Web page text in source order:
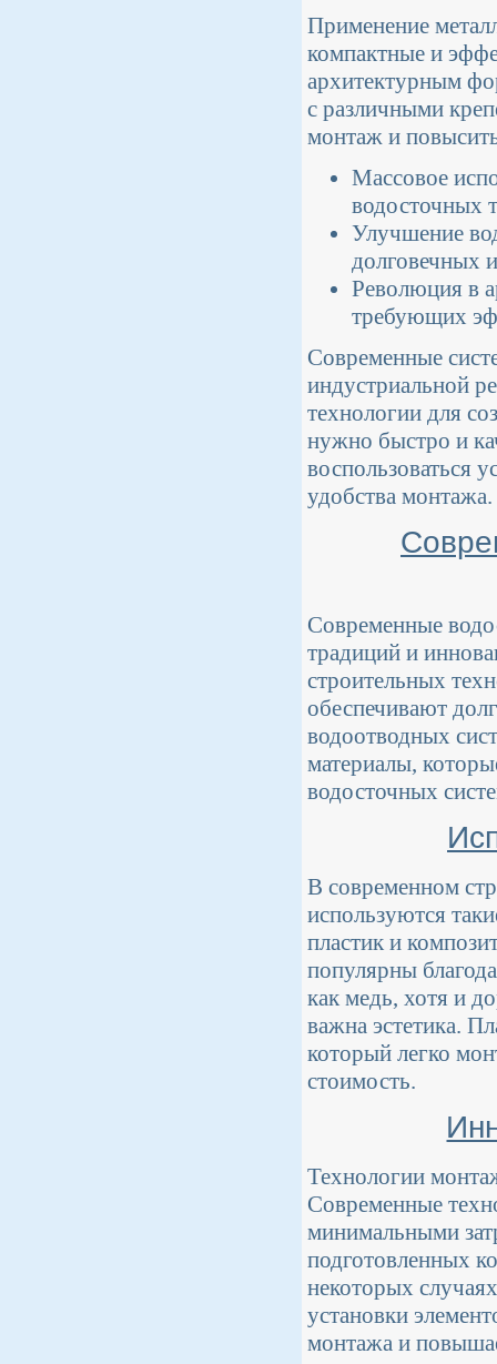
Применение
компактные и
архитектурным
с различными
монтаж и
Массовое
водосточных
Улучшение
долговечных
Революция в
требующих
Современные
индустриальной
технологии для
нужно быстро и
воспользоваться
удобства монтажа.
Современные
традиций и
строительных
обеспечивают
водоотводных
материалы,
водосточных
В современном
используются
пластик и
популярны
как медь, хотя и
важна эстетика.
который легко
стоимость.
Технологии
Современные
минимальными
подготовленных
некоторых
установки
монтажа и